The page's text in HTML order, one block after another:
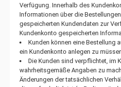
Verfügung. Innerhalb des
Informationen über die
gespeicherten Kundendaten zur
Kundenkonto gespeicherten
Kunden können eine Bestellung
ein Kundenkonto anlegen zu
Die Kunden sind verpflichtet, im
wahrheitsgemäße Angaben zu
Änderungen der tatsächlichen